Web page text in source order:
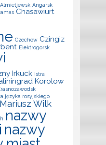
Almietjewsk Angarsk
Chasawiurt
Czechow Czingiz
Elektrogorsk
Irkuck Istra
Korolow
języka rosyjskiego
Mariusz Wilk
nazwy
nazwy